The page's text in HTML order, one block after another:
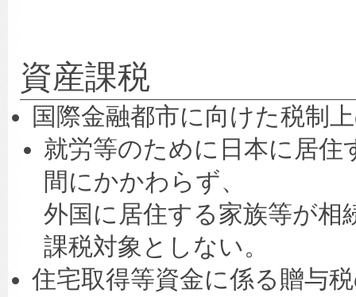
資産課税
国際金融都市に向けた税制
就労等のために日本に居住
間にかかわらず、
外国に居住する家族等が相
課税対象としない。
住宅取得等資金に係る贈与